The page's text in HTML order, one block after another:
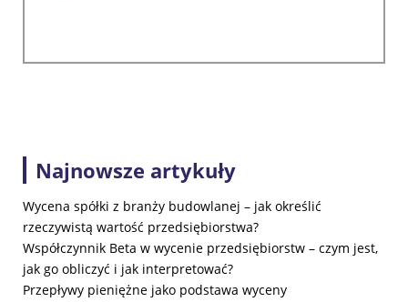
Najnowsze artykuły
Wycena spółki z branży budowlanej – jak określić
rzeczywistą wartość przedsiębiorstwa?
Współczynnik Beta w wycenie przedsiębiorstw – czym jest,
jak go obliczyć i jak interpretować?
Przepływy pieniężne jako podstawa wyceny